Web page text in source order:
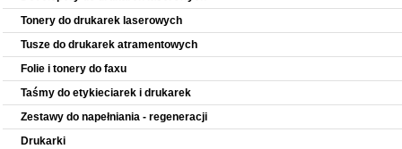
Tonery do drukarek laserowych
Tusze do drukarek atramentowych
Folie i tonery do faxu
Taśmy do etykieciarek i drukarek
Zestawy do napełniania - regeneracji
Drukarki